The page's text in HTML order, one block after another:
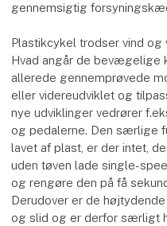
gennemsigtig
Plastikcykel trodser vind og
Hvad angår de bevægelige
allerede gennemprøvede
eller videreudviklet og
nye udviklinger vedrører
og pedalerne. Den særlige
lavet af plast, er der intet,
uden tøven lade single-
og rengøre den på få
Derudover er de
og slid og er derfor særligt